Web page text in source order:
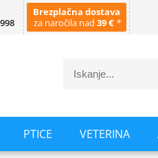
Brezplačna dostava
za naročila nad 39 € *
PTICE VETERINA